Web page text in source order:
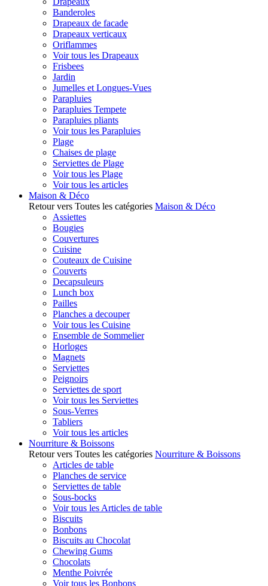
Banderoles
Drapeaux de facade
Drapeaux verticaux
Oriflammes
Voir tous les Drapeaux
Frisbees
Jardin
Jumelles et Longues-Vues
Parapluies
Parapluies Tempete
Parapluies pliants
Voir tous les Parapluies
Plage
Chaises de plage
Serviettes de Plage
Voir tous les Plage
Voir tous les articles
Maison & Déco
Retour vers Toutes les catégories Maison & Déco
Assiettes
Bougies
Couvertures
Cuisine
Couteaux de Cuisine
Couverts
Decapsuleurs
Lunch box
Pailles
Planches a decouper
Voir tous les Cuisine
Ensemble de Sommelier
Horloges
Magnets
Serviettes
Peignoirs
Serviettes de sport
Voir tous les Serviettes
Sous-Verres
Tabliers
Voir tous les articles
Nourriture & Boissons
Retour vers Toutes les catégories Nourriture & Boissons
Articles de table
Planches de service
Serviettes de table
Sous-bocks
Voir tous les Articles de table
Biscuits
Bonbons
Biscuits au Chocolat
Chewing Gums
Chocolats
Menthe Poivrée
Voir tous les Bonbons